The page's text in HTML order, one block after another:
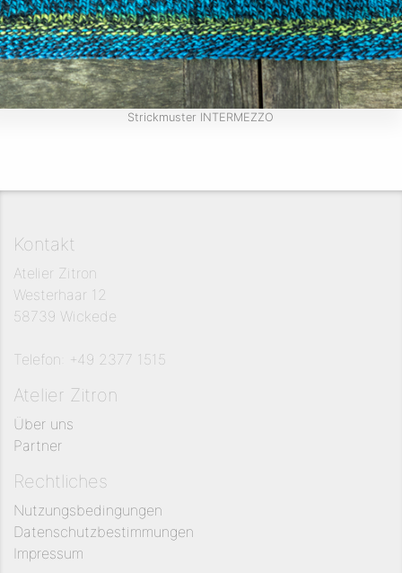
Strickmuster INTERMEZZO
Kontakt
Atelier Zitron
Westerhaar 12
58739 Wickede
Telefon: +49 2377 1515
Atelier Zitron
Über uns
Partner
Rechtliches
Nutzungsbedingungen
Datenschutzbestimmungen
Impressum